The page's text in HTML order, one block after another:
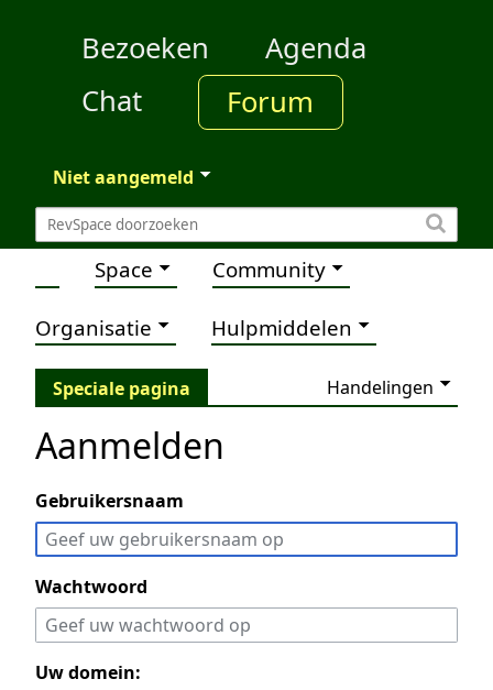
Bezoeken
Agenda
Chat
Forum
Niet aangemeld
Space Community
Organisatie Hulpmiddelen
Speciale pagina Handelingen
Aanmelden
Gebruikersnaam
Wachtwoord
Uw domein: